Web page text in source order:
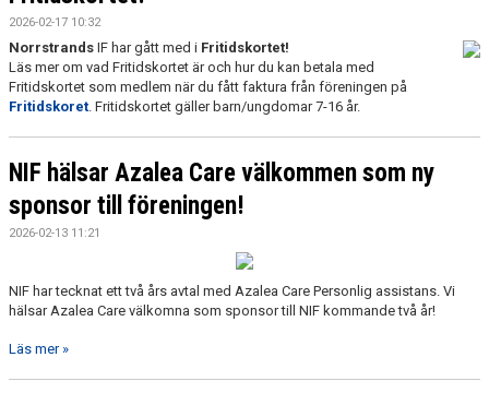
2026-02-17 10:32
Norrstrands IF har gått med i Fritidskortet!
Läs mer om vad Fritidskortet är och hur du kan betala med
Fritidskortet som medlem när du fått faktura från föreningen på
Fritidskoret. Fritidskortet gäller barn/ungdomar 7-16 år.
NIF hälsar Azalea Care välkommen som ny
sponsor till föreningen!
2026-02-13 11:21
NIF har tecknat ett två års avtal med Azalea Care Personlig assistans. Vi
hälsar Azalea Care välkomna som sponsor till NIF kommande två år!
Läs mer »